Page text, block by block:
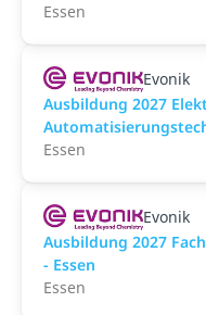
Essen
Evonik
Ausbildung 2027
Essen
Evonik
Ausbildung 2027
- Essen
Essen